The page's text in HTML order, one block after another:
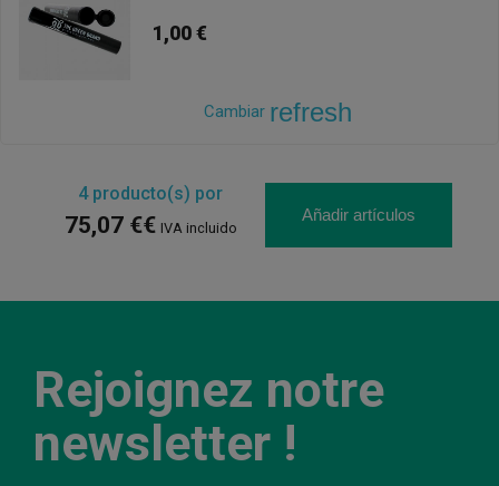
1,00 €
Cambiar refresh
4producto(s) por
75,07 €€ IVA incluido
Añadir artículos
Rejoignez notre
newsletter !